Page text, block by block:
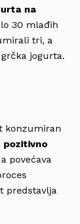
na
30 mlađih
tri, a
jogurta.
konzumiran
pozitivno
povećava
predstavlja